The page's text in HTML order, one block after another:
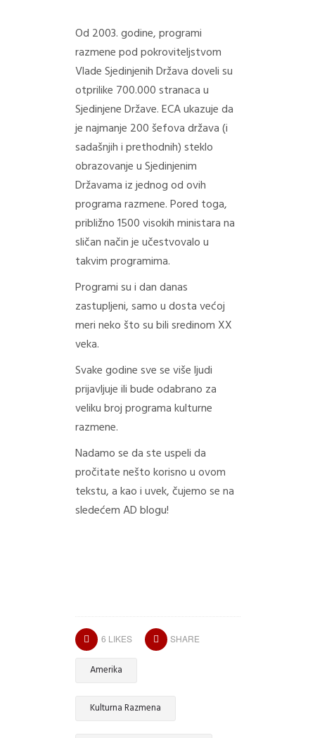
Od 2003. godine, programi
razmene pod pokroviteljstvom
Vlade Sjedinjenih Država doveli su
otprilike 700.000 stranaca u
Sjedinjene Države. ECA ukazuje da
je najmanje 200 šefova država (i
sadašnjih i prethodnih) steklo
obrazovanje u Sjedinjenim
Državama iz jednog od ovih
programa razmene. Pored toga,
približno 1500 visokih ministara na
sličan način je učestvovalo u
takvim programima.
Programi su i dan danas
zastupljeni, samo u dosta većoj
meri neko što su bili sredinom XX
veka.
Svake godine sve se više ljudi
prijavljuje ili bude odabrano za
veliku broj programa kulturne
razmene.
Nadamo se da ste uspeli da
pročitate nešto korisno u ovom
tekstu, a kao i uvek, čujemo se na
sledećem AD blogu!
6 LIKES SHARE
Amerika
Kulturna Razmena